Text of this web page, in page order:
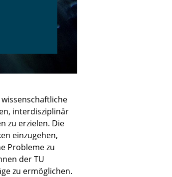
interdisziplinär
zu erzielen. Die
einzugehen,
Probleme zu
der TU
zu ermöglichen.